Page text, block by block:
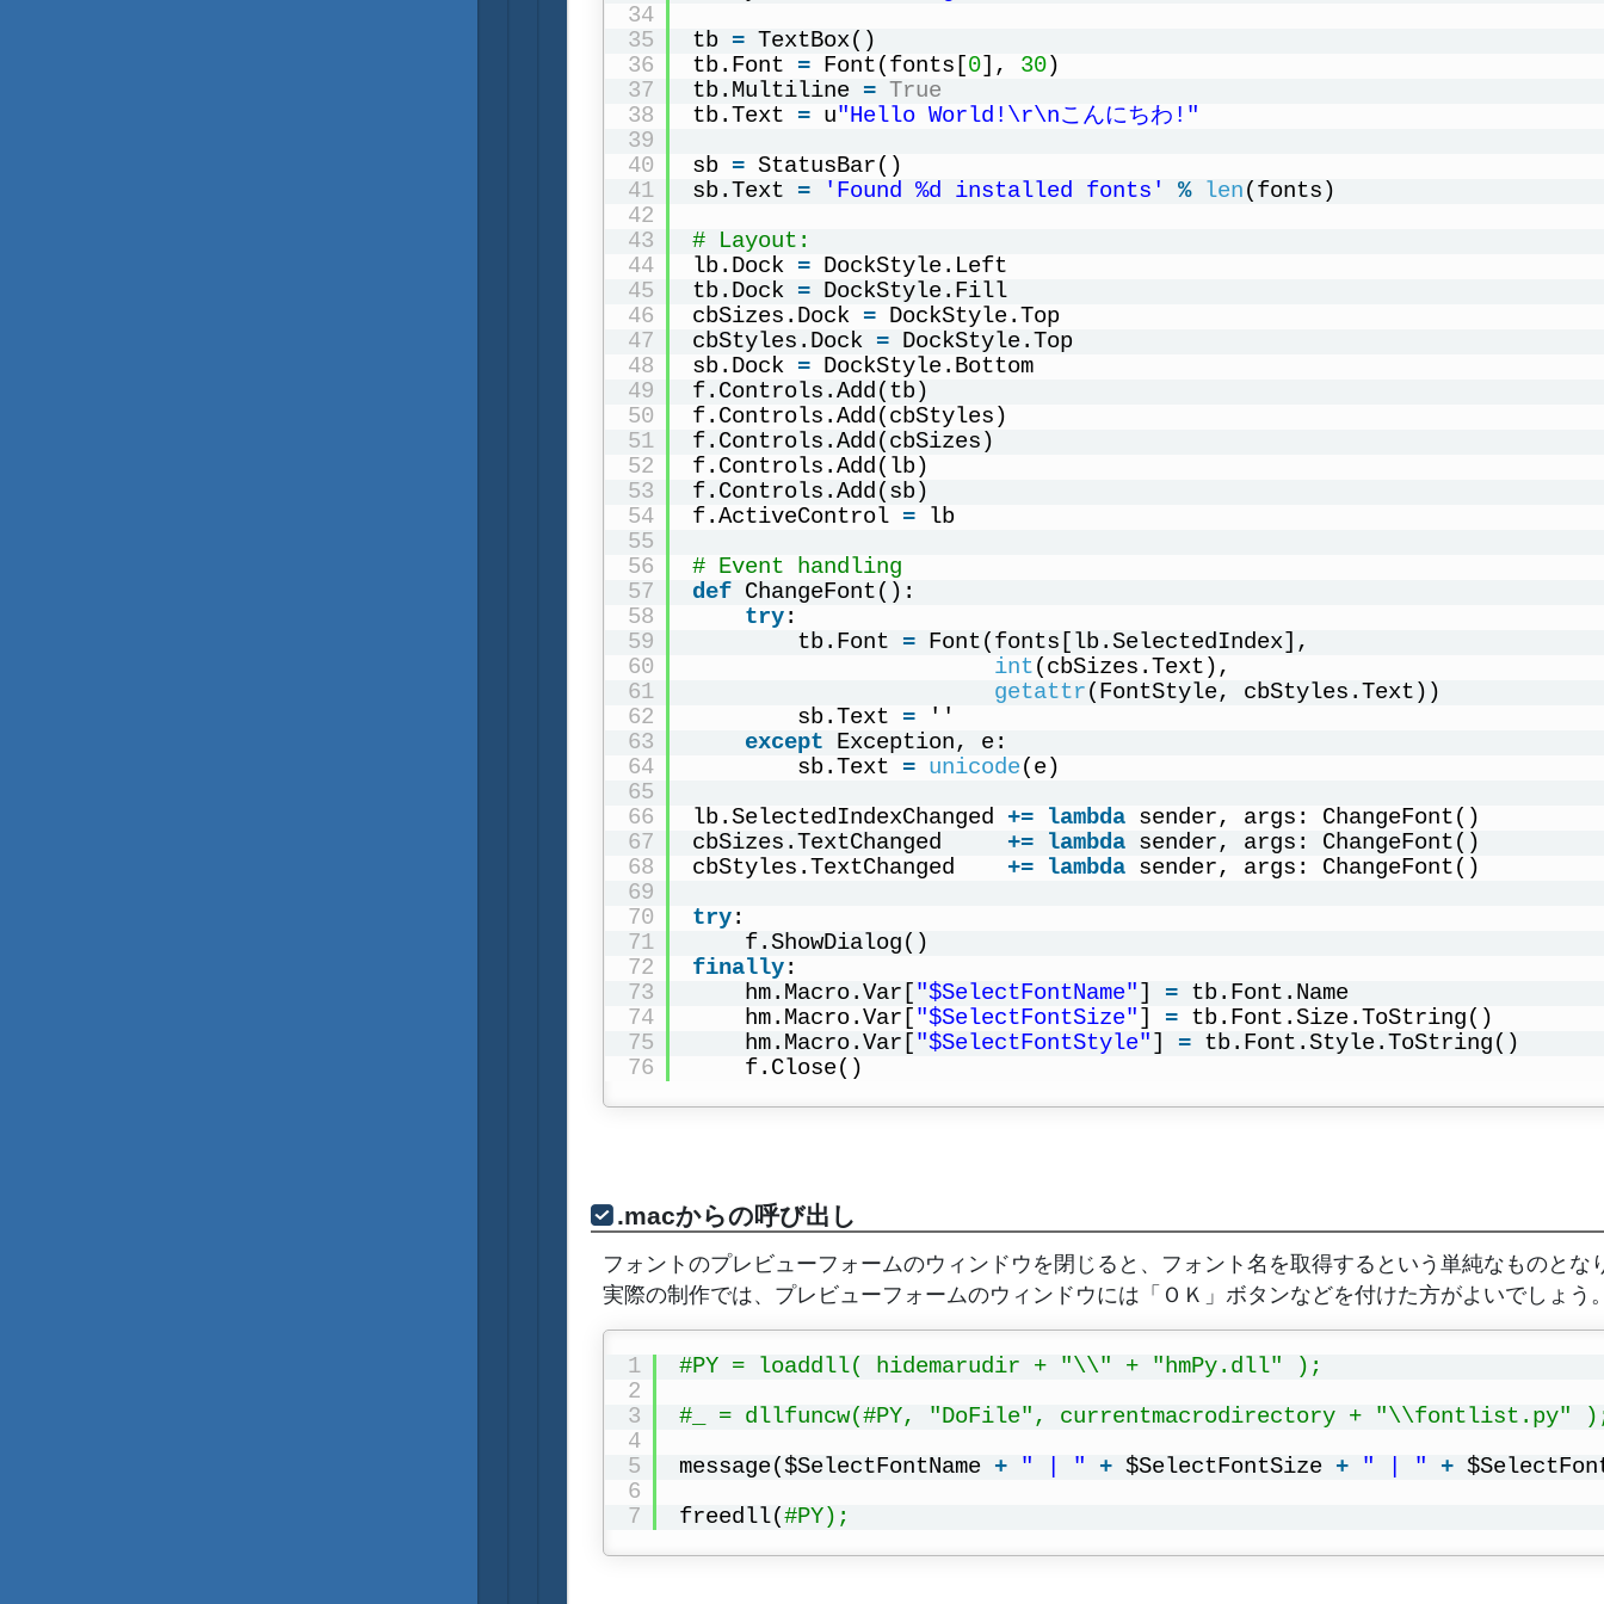
34
35
36
37
38
39
40
41
42
43
44
45
46
47
48
49
50
51
52
53
54
55
56
57
58
59
60
61
62
63
64
65
66
67
68
69
70
71
72
73
74
75
76
tb = TextBox()
tb.Font = Font(fonts[0], 30)
tb.Multiline = True
tb.Text = u"Hello World!\r\nこんにちわ!"
sb = StatusBar()
sb.Text = 'Found %d installed fonts' % len(fonts)
# Layout:
lb.Dock = DockStyle.Left
tb.Dock = DockStyle.Fill
cbSizes.Dock = DockStyle.Top
cbStyles.Dock = DockStyle.Top
sb.Dock = DockStyle.Bottom
f.Controls.Add(tb)
f.Controls.Add(cbStyles)
f.Controls.Add(cbSizes)
f.Controls.Add(lb)
f.Controls.Add(sb)
f.ActiveControl = lb
# Event handling
def ChangeFont():
try:
tb.Font = Font(fonts[lb.SelectedIndex],
int(cbSizes.Text),
getattr(FontStyle, cbStyles.Text))
sb.Text =
''
except Exception, e:
sb.Text = unicode(e)
lb.SelectedIndexChanged += lambda sender, args: ChangeFont()
cbSizes.TextChanged += lambda sender, args: ChangeFont()
cbStyles.TextChanged += lambda sender, args: ChangeFont()
try:
f.ShowDialog()
finally:
hm.Macro.Var["$SelectFontName"] = tb.Font.Name
hm.Macro.Var["$SelectFontSize"] = tb.Font.Size.ToString()
hm.Macro.Var["$SelectFontStyle"] = tb.Font.Style.ToString()
f.Close()
.macからの呼び出し
フォントのプレビューフォームのウィンドウを閉じると、フォント名を取得するという単純なものとな
実際の制作では、プレビューフォームのウィンドウには「ＯＫ」ボタンなどを付けた方がよいでしょう
1
2
3
4
5
6
7
#PY = loaddll( hidemarudir + "\\" + "hmPy.dll" );
#_ = dllfuncw(#PY, "DoFile", currentmacrodirectory + "\\fontlist.py"
message($SelectFontName + " | " + $SelectFontSize + " | " +
freedll(#PY);